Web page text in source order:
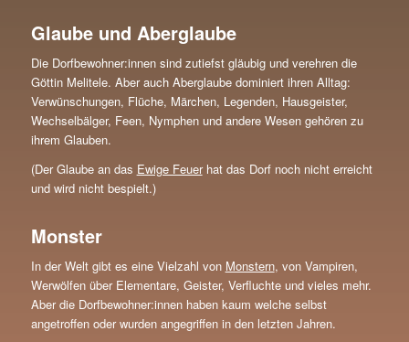
Glaube und Aberglaube
Die Dorfbewohner:innen sind zutiefst gläubig und verehren die
Göttin Melitele. Aber auch Aberglaube dominiert ihren Alltag:
Verwünschungen, Flüche, Märchen, Legenden, Hausgeister,
Wechselbälger, Feen, Nymphen und andere Wesen gehören zu
ihrem Glauben.
(Der Glaube an das Ewige Feuerhat das Dorf noch nicht erreicht
und wird nicht bespielt.)
Monster
In der Welt gibt es eine Vielzahl von Monstern, von Vampiren,
Werwölfen über Elementare, Geister, Verfluchte und vieles mehr.
Aber die Dorfbewohner:innen haben kaum welche selbst
angetroffen oder wurden angegriffen in den letzten Jahren.